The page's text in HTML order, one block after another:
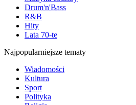
Drum'n'Bass
R&B
Hity
Lata 70-te
Najpopularniejsze tematy
Wiadomości
Kultura
Sport
Polityka